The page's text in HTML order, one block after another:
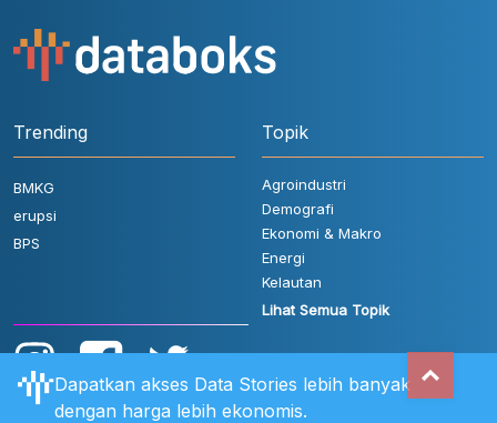
Trending
BMKG
erupsi
BPS
Topik
Agroindustri
Demografi
Ekonomi & Makro
Energi
Kelautan
Lihat Semua Topik
Dapatkan akses Data Stories lebih banyak
dengan harga lebih ekonomis.